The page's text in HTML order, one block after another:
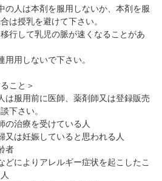
の人は本剤を服用しないか、本剤を服
は授乳を避けて下さい。
移行して乳児の脈が速くなることがあ
用用しないで下さい。
こと＞
は服用前に医師、薬剤師又は登録販売
下さい。
の治療を受けている人
又は妊娠していると思われる人
者
どによりアレルギー症状を起こしたこ